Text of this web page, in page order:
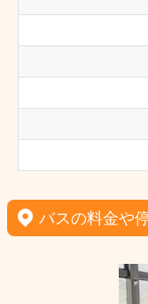
バスの料金や